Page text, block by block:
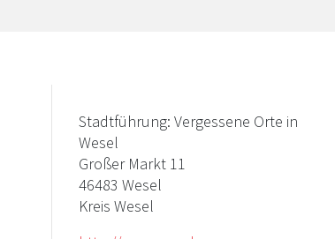
Stadtführung: Vergessene Orte in
Wesel
Großer Markt 11
46483 Wesel
Kreis Wesel